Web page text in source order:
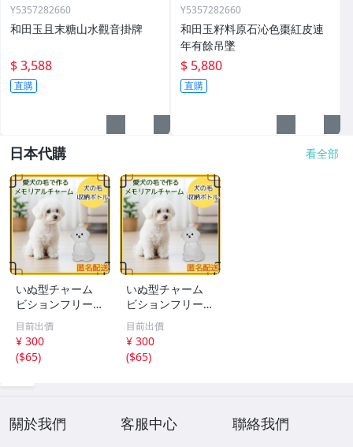
Y5357282660
和田玉且末糖山水觀音掛牌
$ 3,588
直購
Y5357282660
和田玉籽料原石沁色棗紅皮連
年有餘吊墜
$ 5,880
直購
日本代購 看全部
いぬ型チャーム
ビションフリーゼ
アクセサリー キ
ーホルダー ペア
思い出
目前出價
¥ 300
($65)
いぬ型チャーム
ビションフリーゼ
アクセサリー キ
ーホルダー ペア
思い出
目前出價
¥ 300
($65)
關於我們 客服中心 聯絡我們